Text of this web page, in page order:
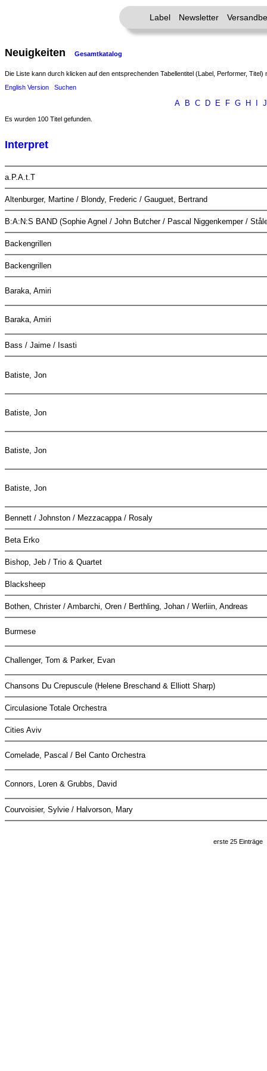
Label Newsletter
Neuigkeiten Gesamtkatalog
Die Liste kann durch klicken auf den entsprechenden Tabellentitel (Label, Performer,
English Version
Suchen
A B C D E F G H J
Es wurden 100 Titel gefunden.
Interpret
a.P.A.t.T
Altenburger, Martine / Blondy, Frederic / Gauguet, Bertrand
B:A:N:S BAND (Sophie Agnel / John Butcher / Pascal Niggenkemper /
Backengrillen
Backengrillen
Baraka, Amiri
Baraka, Amiri
Bass / Jaime / Isasti
Batiste, Jon
Batiste, Jon
Batiste, Jon
Batiste, Jon
Bennett / Johnston / Mezzacappa / Rosaly
Beta Erko
Bishop, Jeb / Trio & Quartet
Blacksheep
Bothen, Christer / Ambarchi, Oren / Berthling, Johan / Werliin, Andreas
Burmese
Challenger, Tom & Parker, Evan
Chansons Du Crepuscule (Helene Breschand & Elliott Sharp)
Circulasione Totale Orchestra
Cities Aviv
Comelade, Pascal / Bel Canto Orchestra
Connors, Loren & Grubbs, David
Courvoisier, Sylvie / Halvorson, Mary
erste 25 Einträge